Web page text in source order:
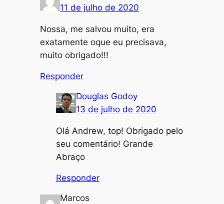
11 de julho de 2020
Nossa, me salvou muito, era
exatamente oque eu precisava,
muito obrigado!!!
Responder
Douglas Godoy
13 de julho de 2020
Olá Andrew, top! Obrigado pelo
seu comentário! Grande
Abraço
Responder
Marcos